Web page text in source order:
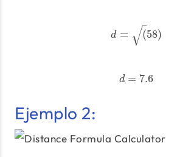
d = √(58)
58
d = 7.6
d 7.6
Ejemplo 2: